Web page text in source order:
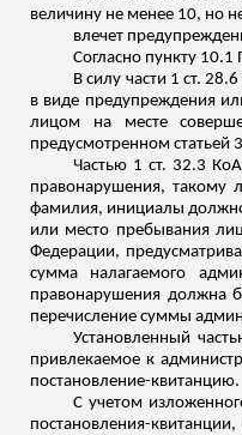
величину не менее 10, но
влечет
Согласно пункту
В силу части 1 ст.
в виде предупреждения
лицом на месте
предусмотренном статьей
Частью 1 ст. 32.3
правонарушения, такому
фамилия, инициалы
или место пребывания
Федерации,
сумма налагаемого
правонарушения должна
перечисление суммы
Установленный
привлекаемое к
постановление-квитанцию.
С учетом
постановления-